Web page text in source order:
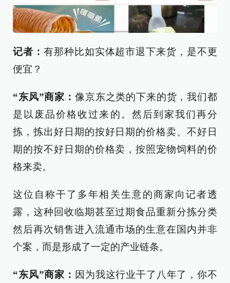
记者： 有那种比如实体超市退下来货，是不更
便宜？
“东风”商家： 像京东之类的下来的货，我们都
是以废品价格收过来的。然后到家我们再分
拣，拣出好日期的按好日期的价格卖、不好日
期的按不好日期的价格卖，按照宠物饲料的价
格来卖。
这位自称干了多年相关生意的商家向记者透
露，这种回收临期甚至过期食品重新分拣分类
然后再次销售进入流通市场的生意在国内并非
个案，而是形成了一定的产业链条。
“东风”商家： 因为我这行业干了八年了，你不